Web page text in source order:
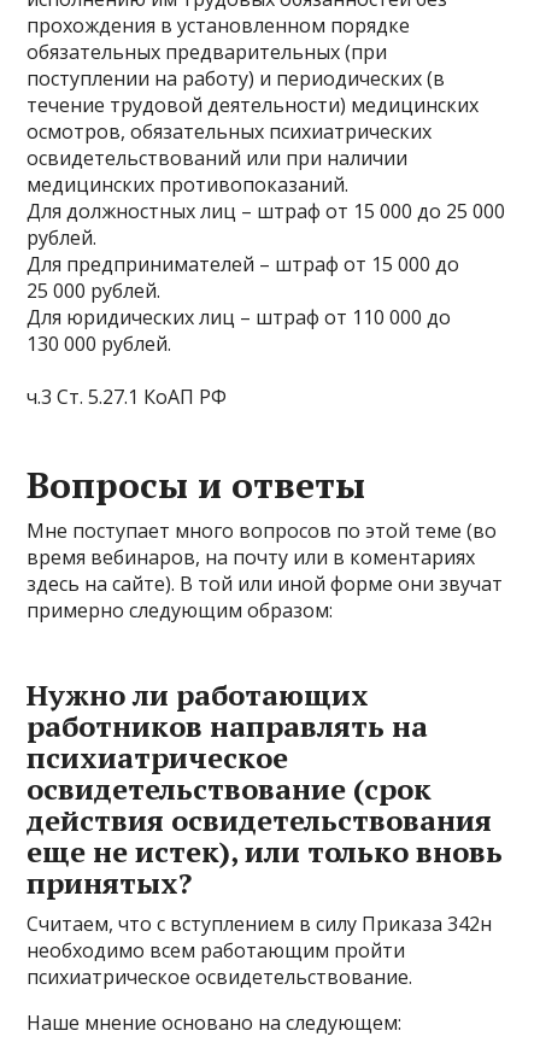
прохождения в установленном порядке
обязательных предварительных (при
поступлении на работу) и периодических (в
течение трудовой деятельности) медицинских
осмотров, обязательных психиатрических
освидетельствований или при наличии
медицинских противопоказаний.
Для должностных лиц – штраф от 15 000 до 25 000
рублей.
Для предпринимателей – штраф от 15 000 до
25 000 рублей.
Для юридических лиц – штраф от 110 000 до
130 000 рублей.
ч.3 Ст. 5.27.1 КоАП РФ
Вопросы и ответы
Мне поступает много вопросов по этой теме (во
время вебинаров, на почту или в коментариях
здесь на сайте). В той или иной форме они звучат
примерно следующим образом:
Нужно ли работающих
работников направлять на
психиатрическое
освидетельствование (срок
действия освидетельствования
еще не истек), или только вновь
принятых?
Считаем, что с вступлением в силу Приказа 342н
необходимо всем работающим пройти
психиатрическое освидетельствование.
Наше мнение основано на следующем: